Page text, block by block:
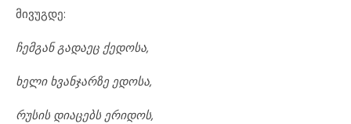
მივუგდე:
ჩემგან გადაეც ქედოსა,
ხელი ხვანჯარზე ედოსა,
რუსის დიაცებს ერიდოს,